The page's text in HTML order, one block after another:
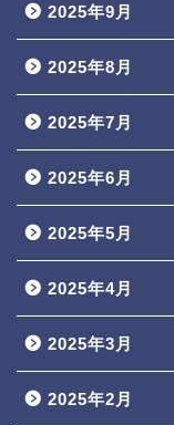
2025年9月
2025年8月
2025年7月
2025年6月
2025年5月
2025年4月
2025年3月
2025年2月